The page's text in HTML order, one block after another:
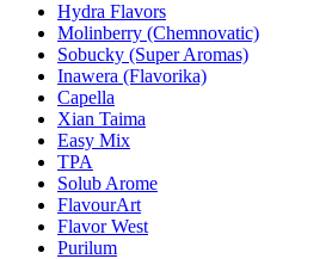
Hydra Flavors
Molinberry (Chemnovatic)
Sobucky (Super Aromas)
Inawera (Flavorika)
Capella
Xian Taima
Easy Mix
TPA
Solub Arome
FlavourArt
Flavor West
Purilum